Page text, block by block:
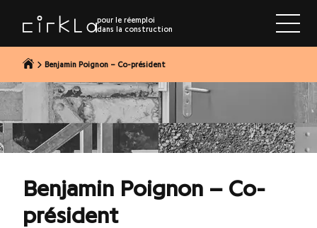
contenu
pour le réemploi
dans la construction
Benjamin Poignon – Co-président
Benjamin Poignon – Co-
président